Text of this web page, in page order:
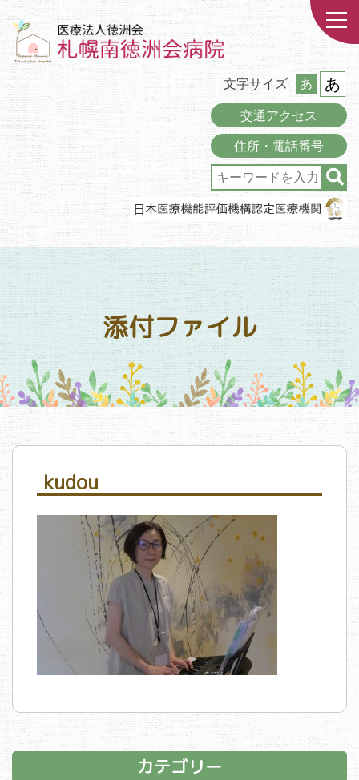
文字サイズ あ あ
交通アクセス
住所・電話番号
添付ファイル
kudou
カテゴリー